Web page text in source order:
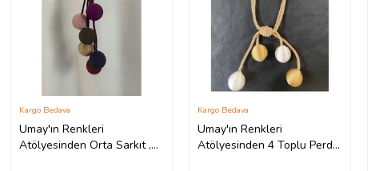
Umay'ın Renkleri
Atölyesinden Orta Sarkıt ,
Kargo Bedava
Umay'ın Renkleri
Atölyesinden 4 Toplu Perde
Kargo Bedava